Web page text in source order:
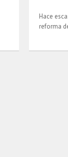
Hace
reforma